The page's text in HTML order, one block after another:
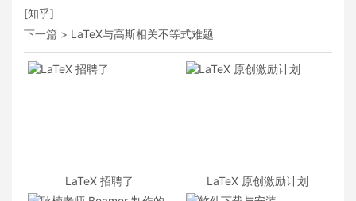
[知乎]
下一篇 > LaTeX与高斯相关不等式难题
LaTeX 招聘了 LaTeX 原创激励计划